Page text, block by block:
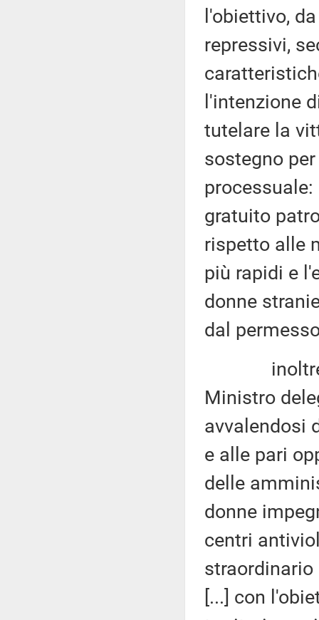
l'obiettivo,
repressivi,
l'intenzione
tutelare la
sostegno
gratuito
rispetto alle
più rapidi e
donne
dal
inoltre,
Ministro
avvalendosi
e alle pari
delle
donne
centri
straordinario
[...] con